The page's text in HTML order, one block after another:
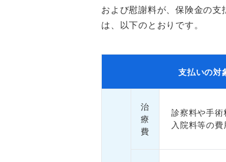
および慰謝料が、保険金の
は、以下のとおりです。
支払いの対
治
療
費
診察料や手術
入院料等の費